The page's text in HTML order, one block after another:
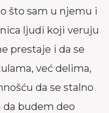
što sam u njemu i
ljudi koji veruju
prestaje i da se
već delima,
da se stalno
da budem deo